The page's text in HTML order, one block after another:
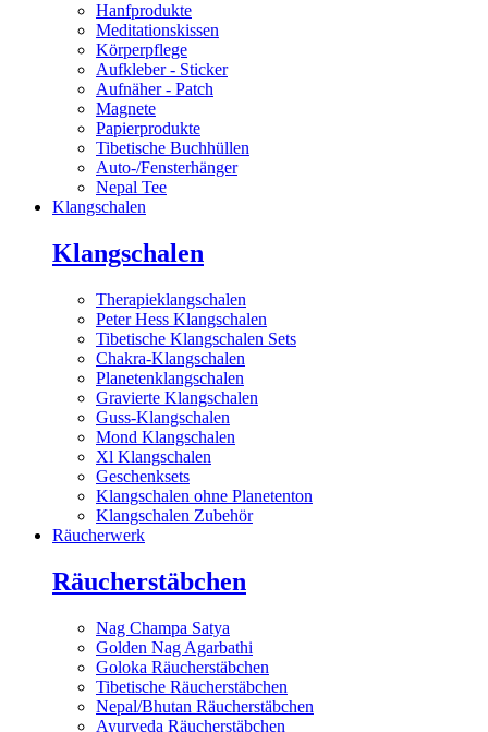
Hanfprodukte
Meditationskissen
Körperpflege
Aufkleber - Sticker
Aufnäher - Patch
Magnete
Papierprodukte
Tibetische Buchhüllen
Auto-/Fensterhänger
Nepal Tee
Klangschalen
Klangschalen
Therapieklangschalen
Peter Hess Klangschalen
Tibetische Klangschalen Sets
Chakra-Klangschalen
Planetenklangschalen
Gravierte Klangschalen
Guss-Klangschalen
Mond Klangschalen
Xl Klangschalen
Geschenksets
Klangschalen ohne Planetenton
Klangschalen Zubehör
Räucherwerk
Räucherstäbchen
Nag Champa Satya
Golden Nag Agarbathi
Goloka Räucherstäbchen
Tibetische Räucherstäbchen
Nepal/Bhutan Räucherstäbchen
Ayurveda Räucherstäbchen